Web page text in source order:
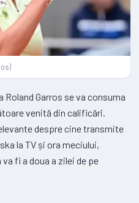
Roland Garros se va consuma
venită din calificări.
despre cine transmite
la TV și ora meciului,
fi a doua a zilei de pe